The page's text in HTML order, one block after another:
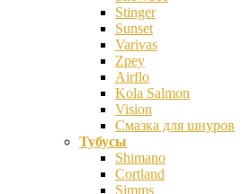
Stinger
Sunset
Varivas
Zpey
Airflo
Kola Salmon
Vision
Смазка для шнуров
Тубусы
Shimano
Cortland
Simms